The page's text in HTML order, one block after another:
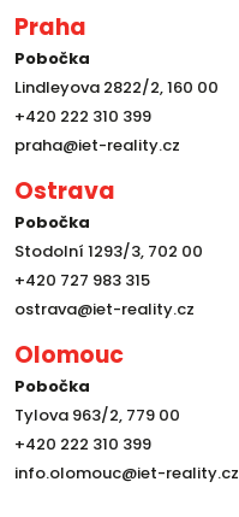
Praha
Pobočka
Lindleyova 2822/2, 160 00
+420 222 310 399
praha@iet-reality.cz
Ostrava
Pobočka
Stodolní 1293/3, 702 00
+420 727 983 315
ostrava@iet-reality.cz
Olomouc
Pobočka
Tylova 963/2, 779 00
+420 222 310 399
info.olomouc@iet-reality.cz